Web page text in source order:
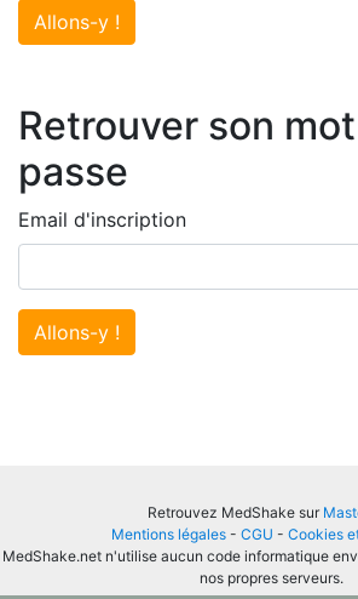
Allons-y !
Retrouver son
passe
Email d'inscription
Allons-y !
Retrouvez MedShake sur
Mentions légales - CGU - Cookies
MedShake.net n'utilise aucun code informatique
nos propres serveurs.